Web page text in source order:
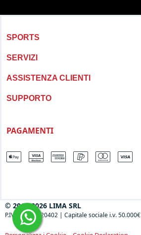
SPORTS
SERVIZI
ASSISTENZA CLIENTI
SUPPORTO
PAGAMENTI
© 2013-2026 LIMA SRL
P.IVA 04697120402 | Capitale sociale i.v. 50.000€